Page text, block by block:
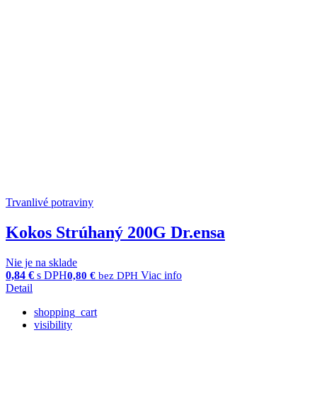
Trvanlivé potraviny
Kokos Strúhaný 200G Dr.ensa
Nie je na sklade
0,84 € s DPH0,80 € bez DPH Viac info
Detail
shopping_cart
visibility